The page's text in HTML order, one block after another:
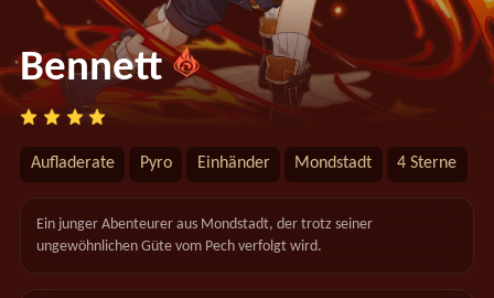
Bennett
Aufladerate Pyro Einhänder Mondstadt 4 Sterne
Ein junger Abenteurer aus Mondstadt, der trotz seiner
ungewöhnlichen Güte vom Pech verfolgt wird.